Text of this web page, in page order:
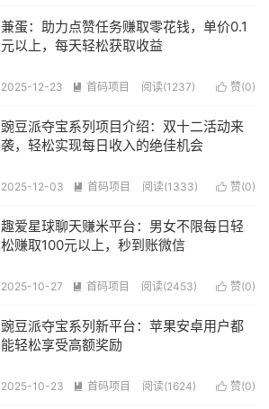
兼蛋：助力点赞任务赚取零花钱，单价0.1
元以上，每天轻松获取收益
 赞(0)
2025-12-23  首码项目 阅读(1237)
豌豆派夺宝系列项目介绍：双十二活动来
袭，轻松实现每日收入的绝佳机会
 赞(0)
2025-12-03  首码项目 阅读(1333)
趣爱星球聊天赚米平台：男女不限每日轻
松赚取100元以上，秒到账微信
 赞(0)
2025-10-27  首码项目 阅读(2453)
豌豆派夺宝系列新平台：苹果安卓用户都
能轻松享受高额奖励
 赞(0)
2025-10-23  首码项目 阅读(1624)